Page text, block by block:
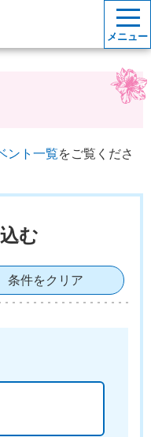
メニュー
ント一覧をご覧くださ
む
条件をクリア